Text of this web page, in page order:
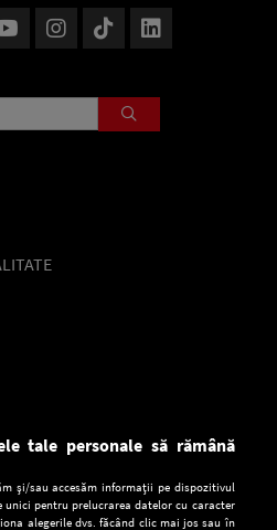
Europa FM pentru smartphone:
tale personale să rămână
și/sau accesăm informații pe dispozitivul
pentru prelucrarea datelor cu caracter
alegerile dvs. făcând clic mai jos sau în